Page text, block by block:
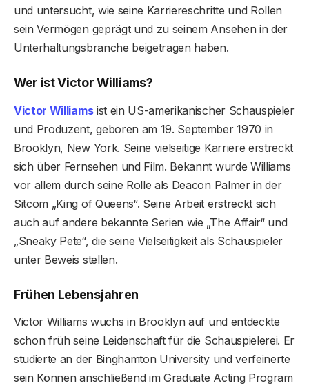
und untersucht, wie seine Karriereschritte und Rollen
sein Vermögen geprägt und zu seinem Ansehen in der
Unterhaltungsbranche beigetragen haben.
Wer ist Victor Williams?
Victor Williamsist ein US-amerikanischer Schauspieler
und Produzent, geboren am 19. September 1970 in
Brooklyn, New York. Seine vielseitige Karriere erstreckt
sich über Fernsehen und Film. Bekannt wurde Williams
vor allem durch seine Rolle als Deacon Palmer in der
Sitcom „King of Queens“. Seine Arbeit erstreckt sich
auch auf andere bekannte Serien wie „The Affair“ und
„Sneaky Pete“, die seine Vielseitigkeit als Schauspieler
unter Beweis stellen.
Frühen Lebensjahren
Victor Williams wuchs in Brooklyn auf und entdeckte
schon früh seine Leidenschaft für die Schauspielerei. Er
studierte an der Binghamton University und verfeinerte
sein Können anschließend im Graduate Acting Program